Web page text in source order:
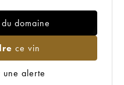
du domaine
ce vin
une alerte